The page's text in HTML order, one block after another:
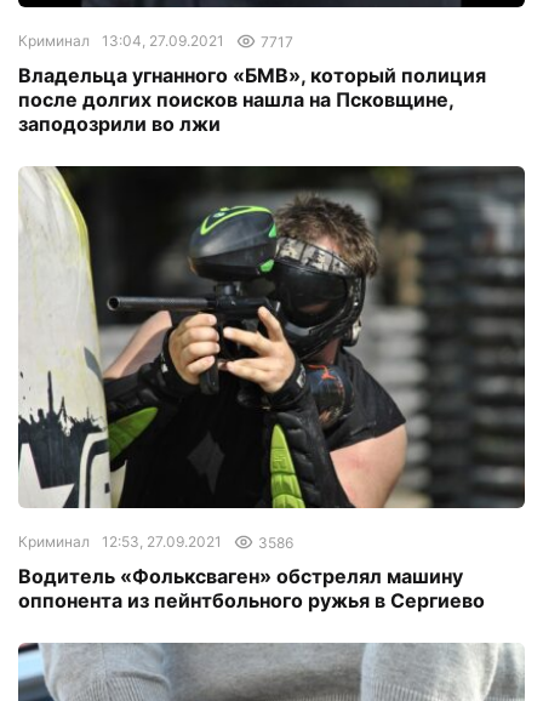
Криминал 13:04, 27.09.2021 7717
Владельца угнанного «БМВ», который полиция
после долгих поисков нашла на Псковщине,
заподозрили во лжи
Криминал 12:53, 27.09.2021 3586
Водитель «Фольксваген» обстрелял машину
оппонента из пейнтбольного ружья в Сергиево